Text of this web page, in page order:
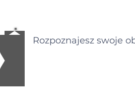
Rozpoznajesz swoje